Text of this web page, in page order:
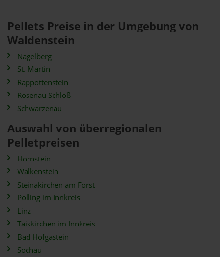
Pellets Preise in der Umgebung von
Waldenstein
Nagelberg
St. Martin
Rappottenstein
Rosenau Schloß
Schwarzenau
Auswahl von überregionalen
Pelletpreisen
Hornstein
Walkenstein
Steinakirchen am Forst
Polling im Innkreis
Linz
Taiskirchen im Innkreis
Bad Hofgastein
Söchau